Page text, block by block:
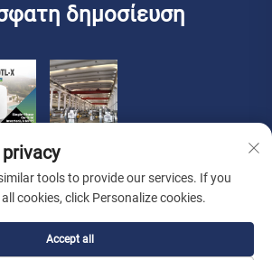
δημοσίευση
© 2026 Qianneng International Trade (wuxi) Co.,
tools to provide our services. If you
cookies, click Personalize cookies.
Accept all